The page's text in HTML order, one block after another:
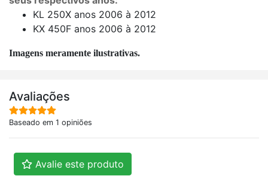
KL 250X anos 2006 à 2012
KX 450F anos 2006 à 2012
Imagens meramente ilustrativas.
Avaliações
Baseado em 1 opiniões
Avalie este produto